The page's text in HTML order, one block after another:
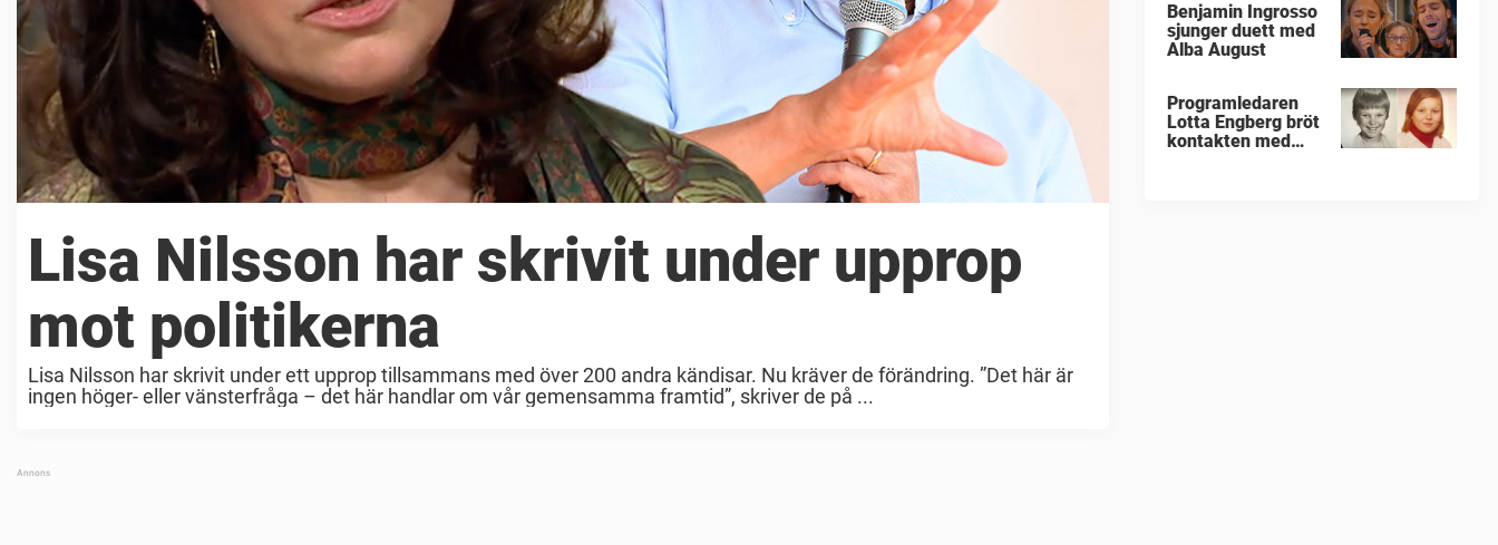
Lisa Nilsson har skrivit under upprop
mot politikerna
Lisa Nilsson har skrivit under ett upprop tillsammans med över 200 andra kändisar. Nu kräver de förändring. ”Det här är
ingen höger- eller vänsterfråga – det här handlar om vår gemensamma framtid”, skriver de på ...
Benjamin Ingrosso
sjunger duett med
Alba August
Programledaren
Lotta Engberg bröt
kontakten med